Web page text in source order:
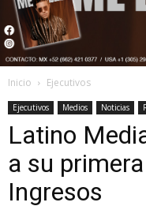
Inicio Ejecutivos
Ejecutivos Medios Noticias
Latino
a su
Ingresos